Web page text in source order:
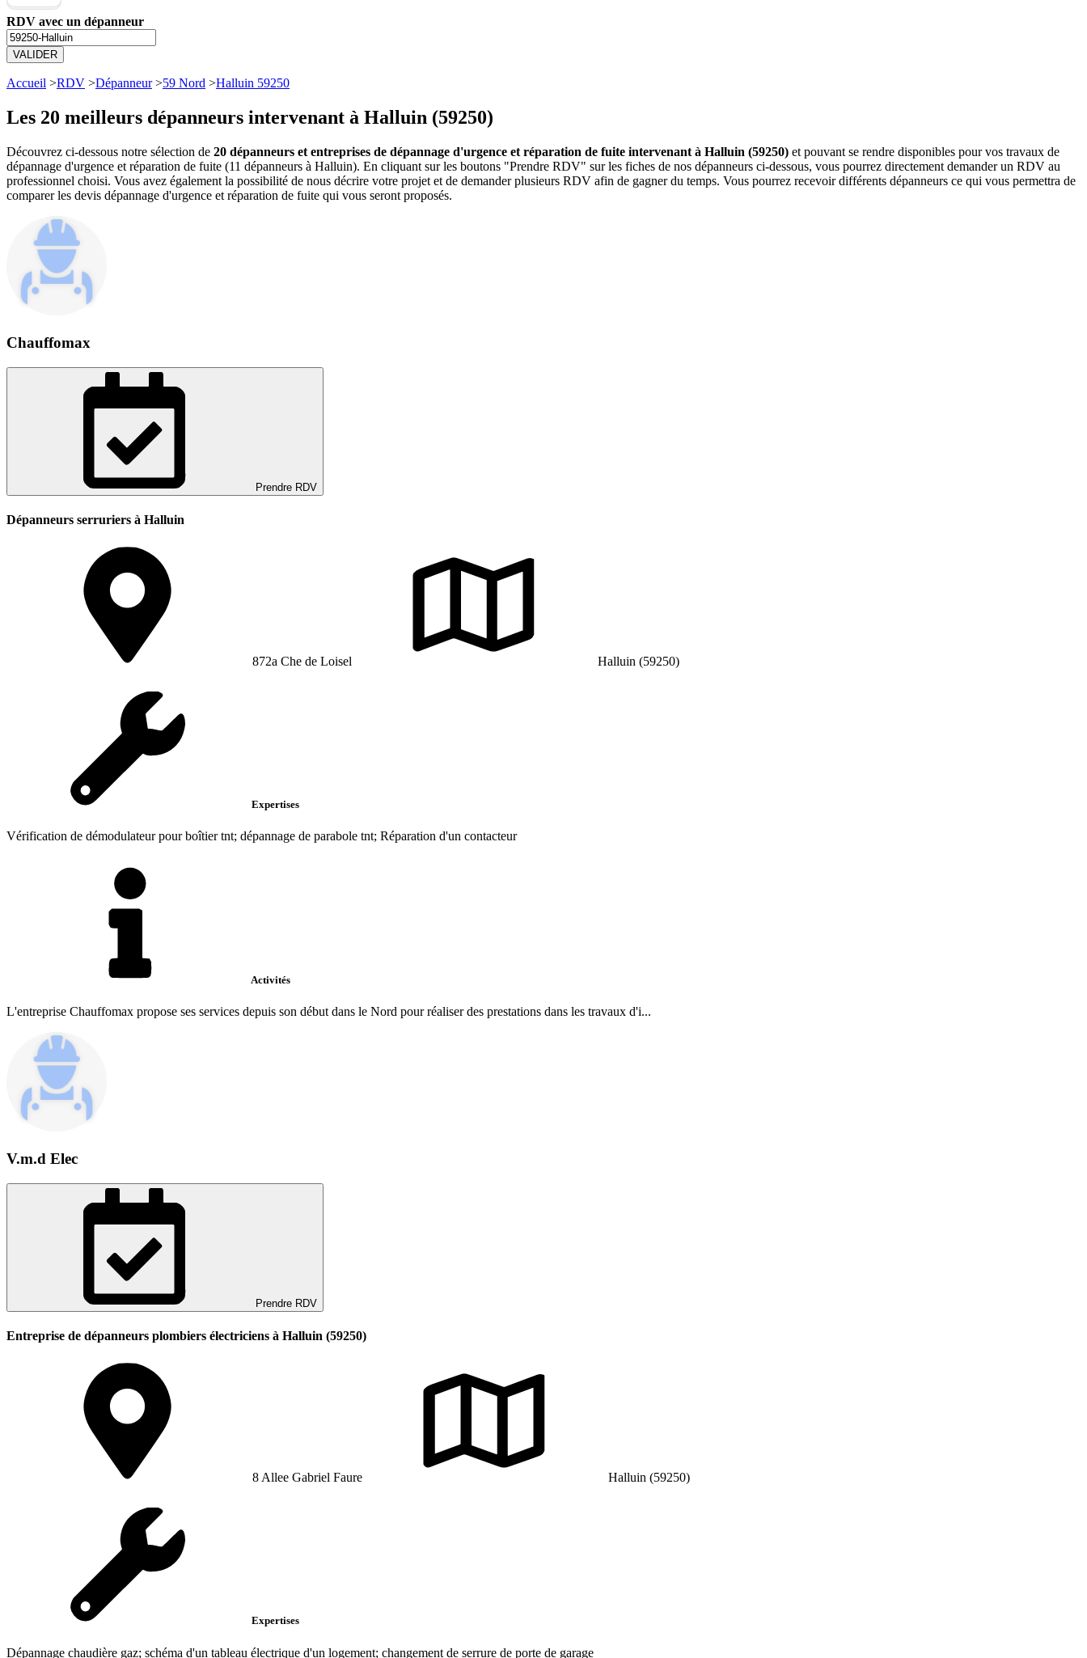
RDV avec un dépanneur
VALIDER
Accueil >RDV >Dépanneur>59 Nord >Halluin 59250
Les 20 meilleurs dépanneurs intervenant à Halluin (59250)
Découvrez ci-dessous notre sélection de 20 dépanneurs et entreprises de dépannage d'urgence et réparation de fuite intervenant à Halluin (59250) et pouvant se rendre disponibles pour vos travaux de
dépannage d'urgence et réparation de fuite (11 dépanneurs à Halluin). En cliquant sur les boutons "Prendre RDV" sur les fiches de nos dépanneurs ci-dessous, vous pourrez directement demander un RDV au
professionnel choisi. Vous avez également la possibilité de nous décrire votre projet et de demander plusieurs RDV afin de gagner du temps. Vous pourrez recevoir différents dépanneurs ce qui vous permettra de
comparer les devis dépannage d'urgence et réparation de fuite qui vous seront proposés.
Chauffomax
Prendre RDV
Dépanneurs serruriers à Halluin
872a Che de Loisel Halluin (59250)
Expertises
Vérification de démodulateur pour boîtier tnt; dépannage de parabole tnt; Réparation d'un contacteur
Activités
L'entreprise Chauffomax propose ses services depuis son début dans le Nord pour réaliser des prestations dans les travaux d'i...
V.m.d Elec
Prendre RDV
Entreprise de dépanneurs plombiers électriciens à Halluin (59250)
8 Allee Gabriel Faure Halluin (59250)
Expertises
Dépannage chaudière gaz; schéma d'un tableau électrique d'un logement; changement de serrure de porte de garage